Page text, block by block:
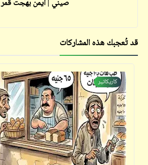
صيني | أيمن بهجت قمر
قد تُعجبك هذه المشاركات
كاريكاتير